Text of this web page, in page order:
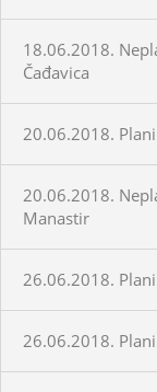
18.06.2018.
Čađavica
20.06.2018.
20.06.2018.
Manastir
26.06.2018.
26.06.2018.